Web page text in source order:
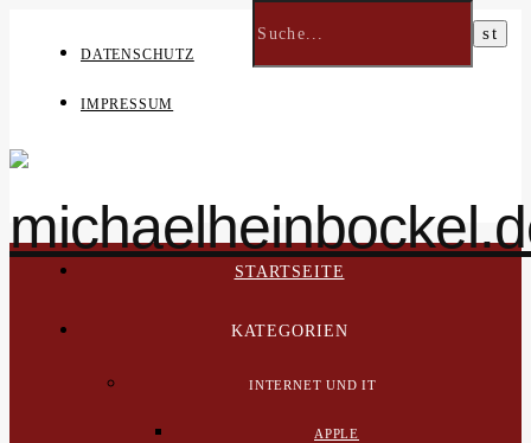
DATENSCHUTZ
IMPRESSUM
STARTSEITE
KATEGORIEN
INTERNET UND IT
APPLE